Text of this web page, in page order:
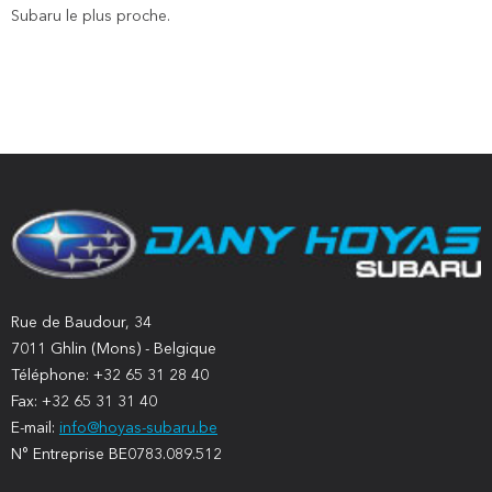
Subaru le plus proche.
Rue de Baudour, 34
7011 Ghlin (Mons) - Belgique
Téléphone: +32 65 31 28 40
Fax: +32 65 31 31 40
E-mail: info@hoyas-subaru.be
N° Entreprise BE0783.089.512